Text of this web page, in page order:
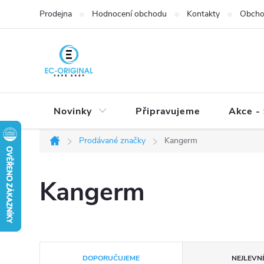
Prodejna Hodnocení obchodu Kontakty
Novinky Připravujeme Akce -
Domů
Prodávané značky Kangerm
Kangerm
DOPORUČUJEME